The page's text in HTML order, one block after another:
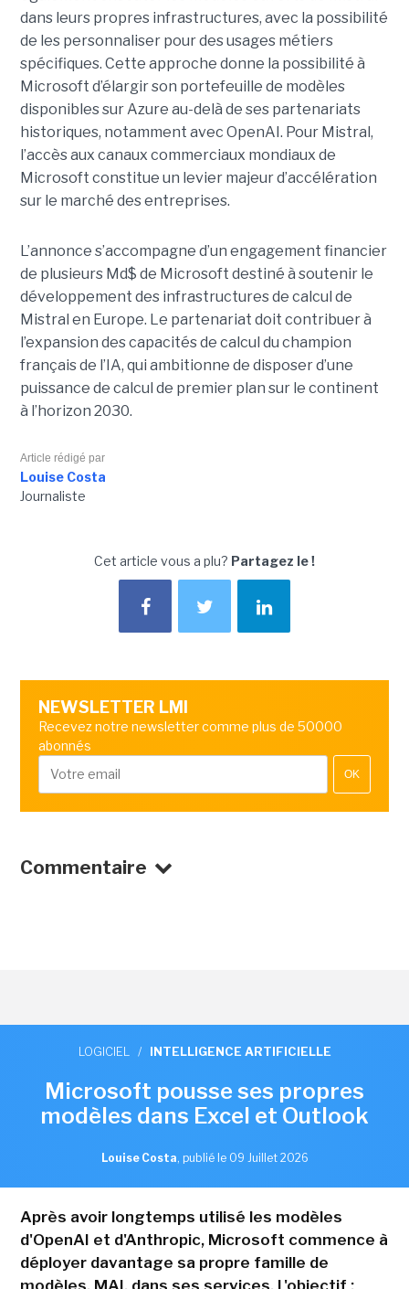
dans leurs propres infrastructures, avec la possibilité
de les personnaliser pour des usages métiers
spécifiques. Cette approche donne la possibilité à
Microsoft d’élargir son portefeuille de modèles
disponibles sur Azure au-delà de ses partenariats
historiques, notamment avec OpenAI. Pour Mistral,
l’accès aux canaux commerciaux mondiaux de
Microsoft constitue un levier majeur d’accélération
sur le marché des entreprises.
L’annonce s’accompagne d’un engagement financier
de plusieurs Md$ de Microsoft destiné à soutenir le
développement des infrastructures de calcul de
Mistral en Europe. Le partenariat doit contribuer à
l’expansion des capacités de calcul du champion
français de l’IA, qui ambitionne de disposer d’une
puissance de calcul de premier plan sur le continent
à l’horizon 2030.
Article rédigé par
Louise Costa
Journaliste
Cet article vous a plu? Partagez le !
NEWSLETTER LMI
Recevez notre newsletter comme plus de 50000
abonnés
OK
Commentaire
LOGICIEL / INTELLIGENCE ARTIFICIELLE
Microsoft pousse ses propres
modèles dans Excel et Outlook
Louise Costa, publié le 09 Juillet 2026
Après avoir longtemps utilisé les modèles
d'OpenAI et d'Anthropic, Microsoft commence à
déployer davantage sa propre famille de